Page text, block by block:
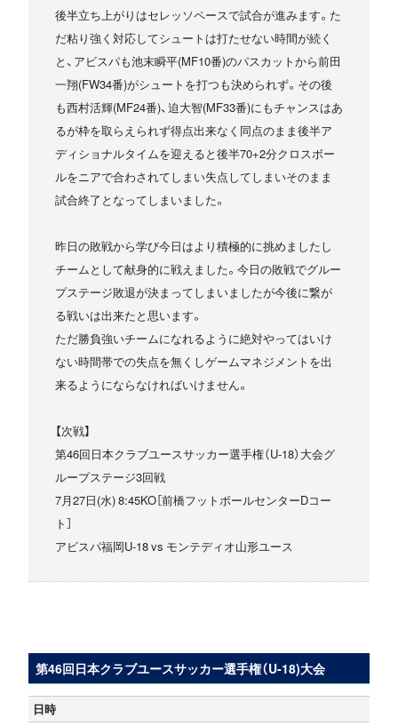
後半立ち上がりはセレッソペースで試合が進みます。た
だ粘り強く対応してシュートは打たせない時間が続く
と、アビスパも池末瞬平(MF10番)のパスカットから前田
一翔(FW34番)がシュートを打つも決められず。その後
も西村活輝(MF24番)、迫大智(MF33番)にもチャンスはあ
るが枠を取らえられず得点出来なく同点のまま後半ア
ディショナルタイムを迎えると後半70+2分クロスボー
ルをニアで合わされてしまい失点してしまいそのまま
試合終了となってしまいました。
昨日の敗戦から学び今日はより積極的に挑めましたし
チームとして献身的に戦えました。今日の敗戦でグルー
プステージ敗退が決まってしまいましたが今後に繋が
る戦いは出来たと思います。
ただ勝負強いチームになれるように絶対やってはいけ
ない時間帯での失点を無くしゲームマネジメントを出
来るようにならなければいけません。
【次戦】
第46回日本クラブユースサッカー選手権（U-18）大会グ
ループステージ3回戦
7月27日(水) 8:45KO［前橋フットボールセンターDコー
ト］
アビスパ福岡U-18 vs モンテディオ山形ユース
第46回日本クラブユースサッカー選手権（U-18)大会
日時